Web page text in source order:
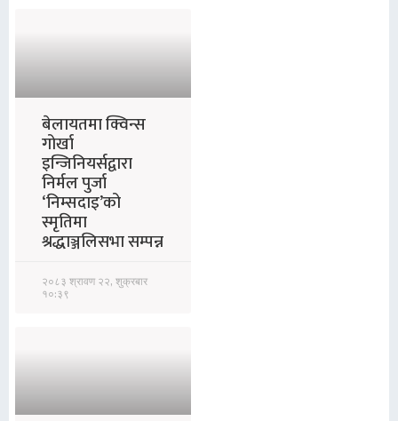
बेलायतमा क्विन्स
गोर्खा
इन्जिनियर्सद्वारा
निर्मल पुर्जा
‘निम्सदाइ’को
स्मृतिमा
श्रद्धाञ्जलिसभा सम्पन्न
२०८३ श्रावण २२, शुक्रबार
१०:३९